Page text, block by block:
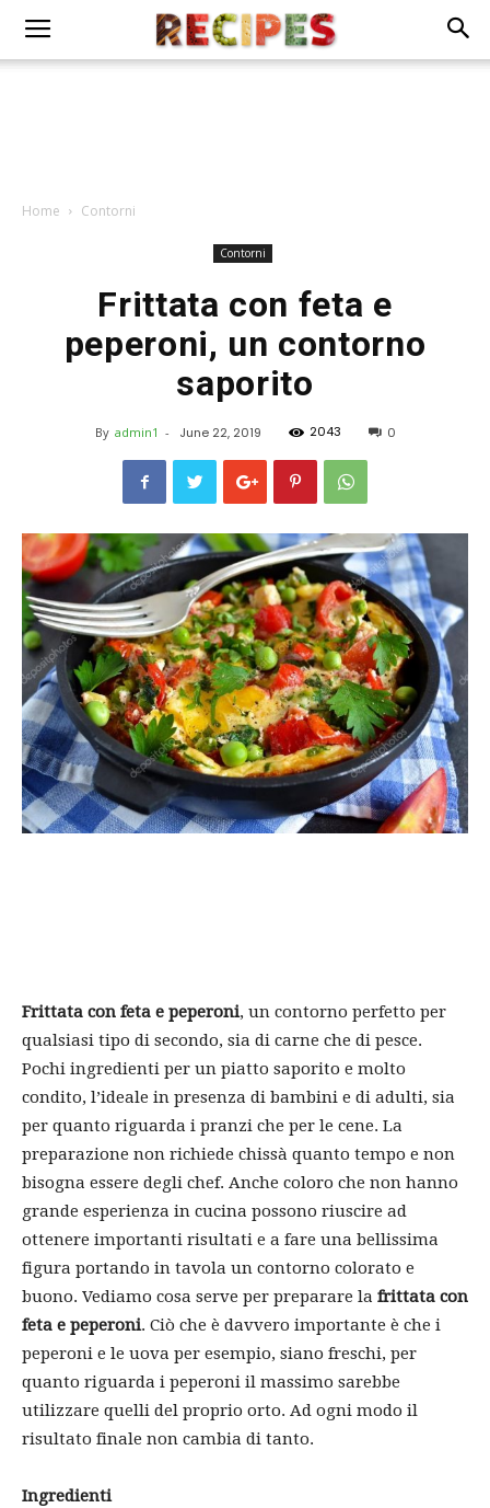
Home Contorni
Contorni
Frittata con feta e
peperoni, un contorno
saporito
By admin1 - June 22, 2019 2043 0
Frittata con feta e peperoni, un contorno perfetto per
qualsiasi tipo di secondo, sia di carne che di pesce.
Pochi ingredienti per un piatto saporito e molto
condito, l’ideale in presenza di bambini e di adulti, sia
per quanto riguarda i pranzi che per le cene. La
preparazione non richiede chissà quanto tempo e non
bisogna essere degli chef. Anche coloro che non hanno
grande esperienza in cucina possono riuscire ad
ottenere importanti risultati e a fare una bellissima
figura portando in tavola un contorno colorato e
buono. Vediamo cosa serve per preparare la frittata con
feta e peperoni. Ciò che è davvero importante è che i
peperoni e le uova per esempio, siano freschi, per
quanto riguarda i peperoni il massimo sarebbe
utilizzare quelli del proprio orto. Ad ogni modo il
risultato finale non cambia di tanto.
Ingredienti